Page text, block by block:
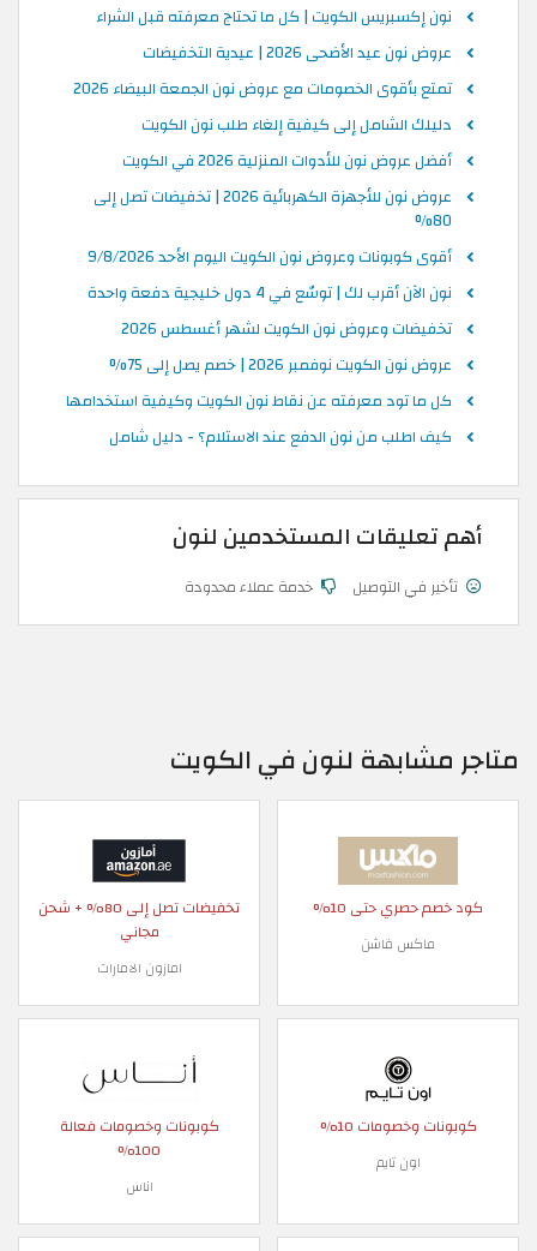
نون إكسبريس الكويت | كل ما تحتاج معرفته قبل الشراء
عروض نون عيد الأضحى 2026 | عيدية التخفيضات
تمتع بأقوى الخصومات مع عروض نون الجمعة البيضاء 2026
دليلك الشامل إلى كيفية إلغاء طلب نون الكويت
أفضل عروض نون للأدوات المنزلية 2026 في الكويت
عروض نون للأجهزة الكهربائية 2026 | تخفيضات تصل إلى
80%
أقوى كوبونات وعروض نون الكويت اليوم الأحد 9/8/2026
نون الآن أقرب لك | توسّع في 4 دول خليجية دفعة واحدة
تخفيضات وعروض نون الكويت لشهر أغسطس 2026
عروض نون الكويت نوفمبر 2026 | خصم يصل إلى 75%
كل ما تود معرفته عن نقاط نون الكويت وكيفية استخدامها
كيف اطلب من نون الدفع عند الاستلام؟ - دليل شامل
أهم تعليقات المستخدمين لنون
تأخير في التوصيل خدمة عملاء محدودة
متاجر مشابهة لنون في الكويت
كود خصم حصري حتى 10%
ماكس فاشن
تخفيضات تصل إلى 80% + شحن
مجاني
امازون الامارات
كوبونات وخصومات 10%
اون تايم
كوبونات وخصومات فعالة
100%
اناس